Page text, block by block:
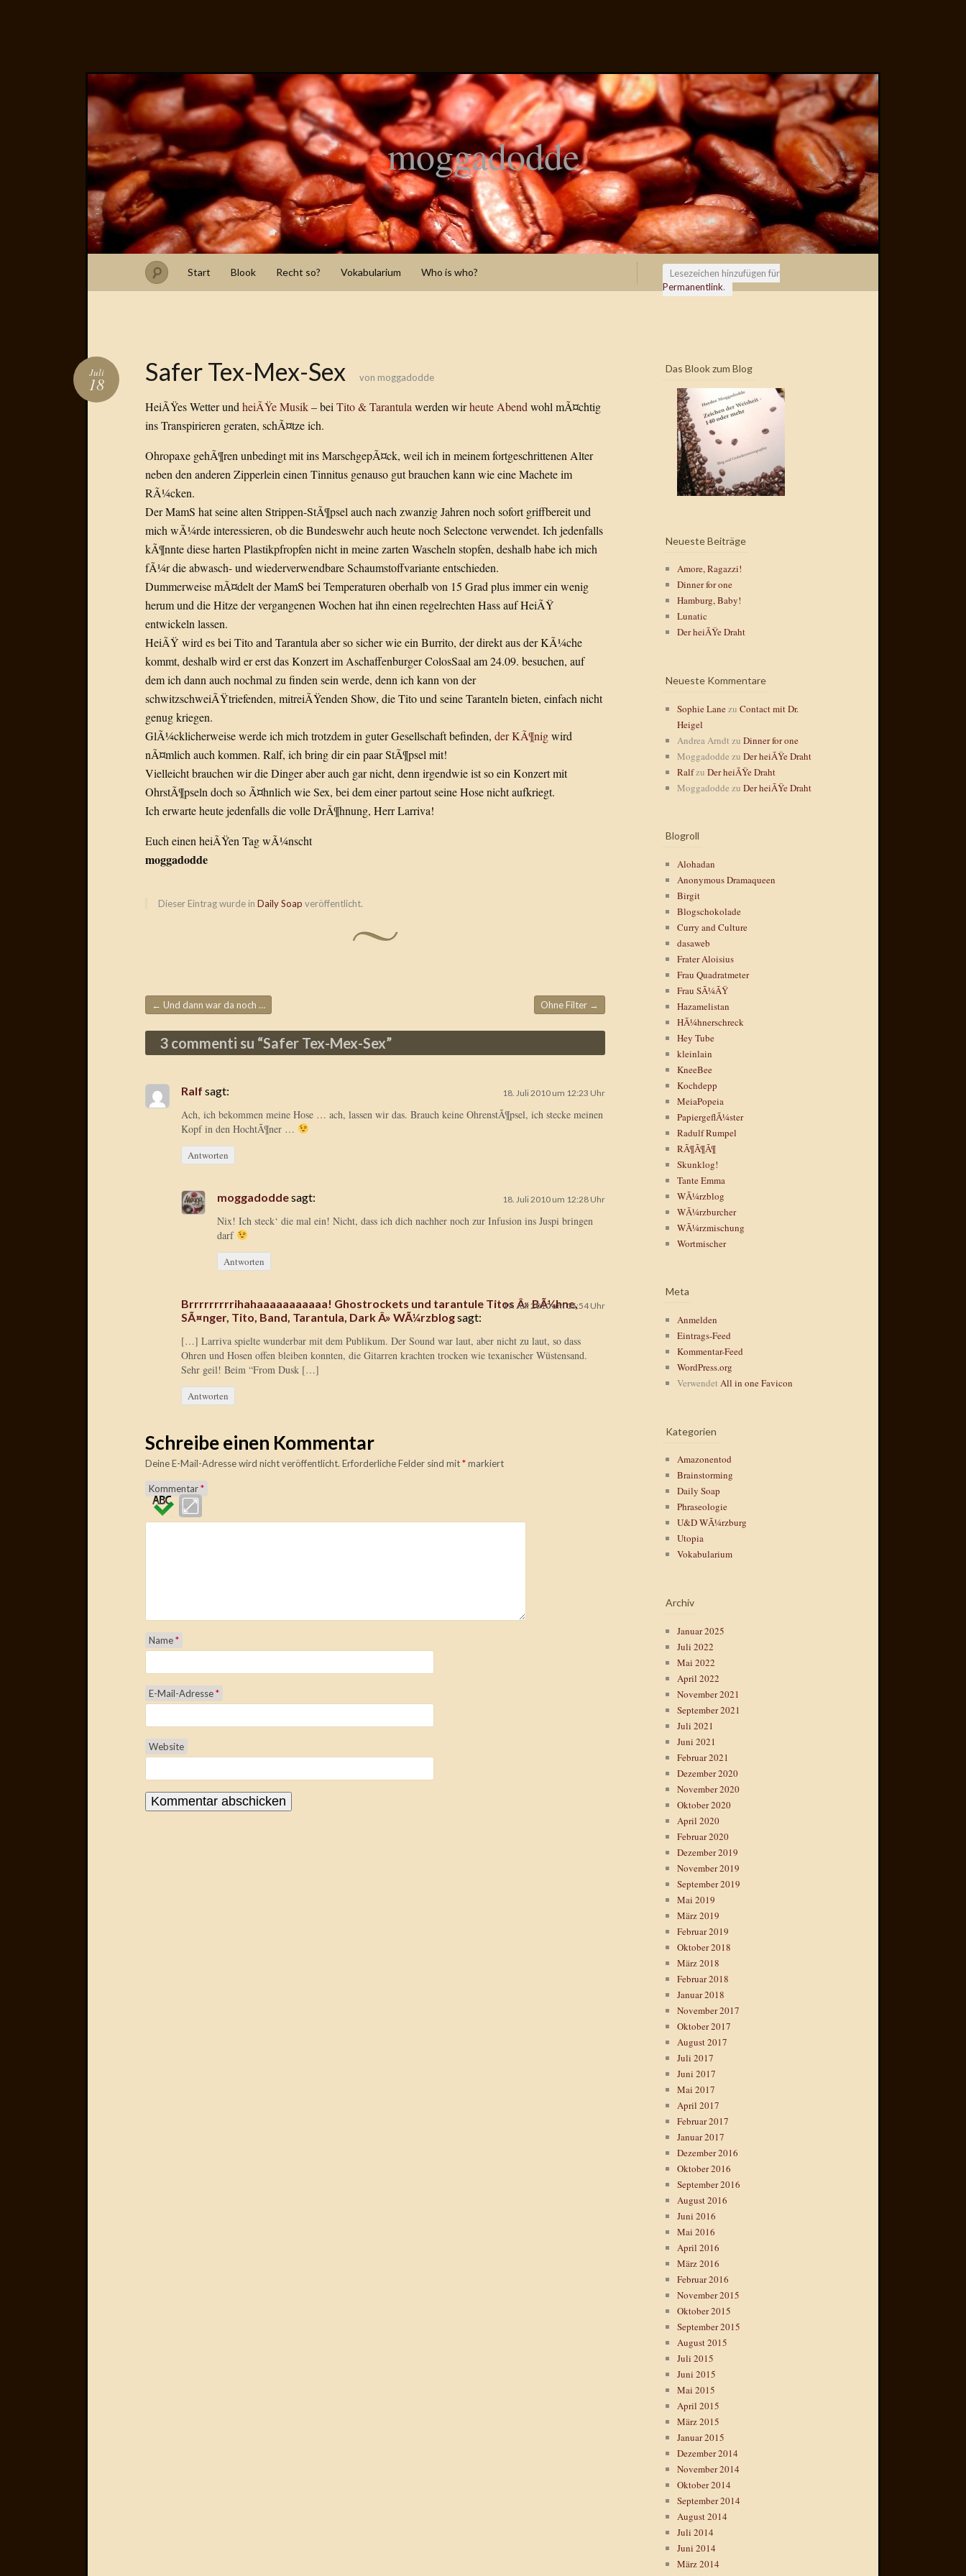
moggadodde
Start Blook Recht so? Vokabularium Who is who?
Lesezeichen hinzufügen für
Permanentlink.
Safer Tex-Mex-Sex
Juli
18 von moggadodde
HeiÃŸes Wetter und heiÃŸe Musik– bei Tito & Tarantula werden wirheute Abend wohl mÃ¤chtig
ins Transpirieren geraten, schÃ¤tze ich.
Ohropaxe gehÃ¶ren unbedingt mit ins MarschgepÃ¤ck, weil ich in meinem fortgeschrittenen Alter
neben den anderen Zipperlein einen Tinnitus genauso gut brauchen kann wie eine Machete im
RÃ¼cken.
Der MamS hat seine alten Strippen-StÃ¶psel auch nach zwanzig Jahren noch sofort griffbereit und
mich wÃ¼rde interessieren, ob die Bundeswehr auch heute noch Selectone verwendet. Ich jedenfalls
kÃ¶nnte diese harten Plastikpfropfen nicht in meine zarten Wascheln stopfen, deshalb habe ich mich
fÃ¼r die abwasch- und wiederverwendbare Schaumstoffvariante entschieden.
Dummerweise mÃ¤delt der MamS bei Temperaturen oberhalb von 15 Grad plus immer ein wenig
herum und die Hitze der vergangenen Wochen hat ihn einen regelrechten Hass auf HeiÃŸ
entwickeln lassen.
HeiÃŸ wird es bei Tito and Tarantula aber so sicher wie ein Burrito, der direkt aus der KÃ¼che
kommt, deshalb wird er erst das Konzert im Aschaffenburger ColosSaal am 24.09. besuchen, auf
dem ich dann auch nochmal zu finden sein werde, denn ich kann von der
schwitzschweiÃŸtriefenden, mitreiÃŸenden Show, die Tito und seine Taranteln bieten, einfach nicht
genug kriegen.
GlÃ¼cklicherweise werde ich mich trotzdem in guter Gesellschaft befinden, der KÃ¶nigwird
nÃ¤mlich auch kommen. Ralf, ich bring dir ein paar StÃ¶psel mit!
Vielleicht brauchen wir die Dinger aber auch gar nicht, denn irgendwie ist so ein Konzert mit
OhrstÃ¶pseln doch so Ã¤hnlich wie Sex, bei dem einer partout seine Hose nicht aufkriegt.
Ich erwarte heute jedenfalls die volle DrÃ¶hnung, Herr Larriva!
Euch einen heiÃŸen Tag wÃ¼nscht
moggadodde
Dieser Eintrag wurde in Daily Soap veröffentlicht.
Beitragsnavigation
← Und dann war da noch … Ohne Filter →
3 commenti su “Safer Tex-Mex-Sex”
Ralf sagt: 18. Juli 2010 um 12:23 Uhr
Ach, ich bekommen meine Hose … ach, lassen wir das. Brauch keine OhrenstÃ¶psel, ich stecke meinen
Kopf in den HochtÃ¶ner …
Antworten
moggadoddesagt: 18. Juli 2010 um 12:28 Uhr
Nix! Ich steck‘ die mal ein! Nicht, dass ich dich nachher noch zur Infusion ins Juspi bringen
darf
Antworten
Brrrrrrrrrihahaaaaaaaaaaa! Ghostrockets und tarantule Titos Â» BÃ¼hne,
SÃ¤nger, Tito, Band, Tarantula, Dark Â» WÃ¼rzblogsagt:
19. Juli 2010 um 15:54 Uhr
[…] Larriva spielte wunderbar mit dem Publikum. Der Sound war laut, aber nicht zu laut, so dass
Ohren und Hosen offen bleiben konnten, die Gitarren krachten trocken wie texanischer Wüstensand.
Sehr geil! Beim “From Dusk […]
Antworten
Schreibe einen Kommentar
Deine E-Mail-Adresse wird nicht veröffentlicht. Erforderliche Felder sind mit*markiert
Kommentar*
Name*
E-Mail-Adresse*
Website
Das Blook zum Blog
Neueste Beiträge
Amore, Ragazzi!
Dinner for one
Hamburg, Baby!
Lunatic
Der heiÃŸe Draht
Neueste Kommentare
Sophie Lanezu Contact mit Dr.
Heigel
Andrea Arndt zu Dinner for one
Moggadodde zu Der heiÃŸe Draht
Ralfzu Der heiÃŸe Draht
Moggadodde zu Der heiÃŸe Draht
Blogroll
Alohadan
Anonymous Dramaqueen
Birgit
Blogschokolade
Curry and Culture
dasaweb
Frater Aloisius
Frau Quadratmeter
Frau SÃ¼ÃŸ
Hazamelistan
HÃ¼hnerschreck
Hey Tube
kleinlain
KneeBee
Kochdepp
MeiaPopeia
PapiergeflÃ¼ster
Radulf Rumpel
RÃ¶Ã¶Ã¶
Skunklog!
Tante Emma
WÃ¼rzblog
WÃ¼rzburcher
WÃ¼rzmischung
Wortmischer
Meta
Anmelden
Eintrags-Feed
Kommentar-Feed
WordPress.org
Verwendet All in one Favicon
Kategorien
Amazonentod
Brainstorming
Daily Soap
Phraseologie
U&D WÃ¼rzburg
Utopia
Vokabularium
Archiv
Januar 2025
Juli 2022
Mai 2022
April 2022
November 2021
September 2021
Juli 2021
Juni 2021
Februar 2021
Dezember 2020
November 2020
Oktober 2020
April 2020
Februar 2020
Dezember 2019
November 2019
September 2019
Mai 2019
März 2019
Februar 2019
Oktober 2018
März 2018
Februar 2018
Januar 2018
November 2017
Oktober 2017
August 2017
Juli 2017
Juni 2017
Mai 2017
April 2017
Februar 2017
Januar 2017
Dezember 2016
Oktober 2016
September 2016
August 2016
Juni 2016
Mai 2016
April 2016
März 2016
Februar 2016
November 2015
Oktober 2015
September 2015
August 2015
Juli 2015
Juni 2015
Mai 2015
April 2015
März 2015
Januar 2015
Dezember 2014
November 2014
Oktober 2014
September 2014
August 2014
Juli 2014
Juni 2014
März 2014